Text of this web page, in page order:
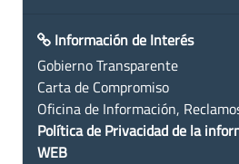
Información de Interés
Gobierno Transparente
Carta de Compromiso
Oficina de Información,
Política de Privacidad de la
WEB